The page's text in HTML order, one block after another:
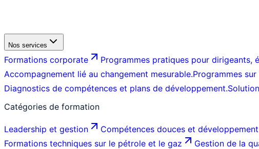
Nos services
Formations corporate Programmes pratiques pour dirigeants,
Accompagnement lié au changement mesurable.Programmes sur
Diagnostics de compétences et plans de développement.
Catégories de formation
Leadership et gestion Compétences douces et
Formations techniques sur le pétrole et le gaz
Gestion de la